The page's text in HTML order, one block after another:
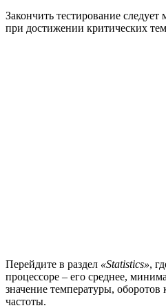
Закончить тестирование
при достижении критических
Перейдите в раздел «Statistics»,
процессоре – его среднее,
значение температуры, оборотов
частоты.